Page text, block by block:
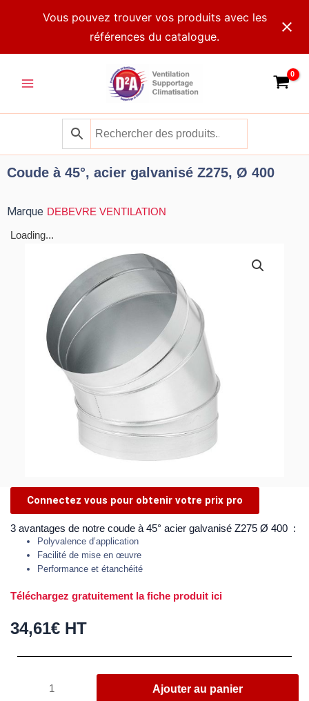
Vous pouvez trouver vos produits avec les
références du catalogue.
Menu
Coude à 45°, acier galvanisé Z275, Ø 400
Marque DEBEVRE VENTILATION
Loading...
Connectez vous pour obtenir votre prix pro
3 avantages de notre coude à 45° acier galvanisé Z275 Ø 400 :
Polyvalence d’application
Facilité de mise en œuvre
Performance et étanchéité
Téléchargez gratuitement la fiche produit ici
34,61€ HT
Ajouter au panier